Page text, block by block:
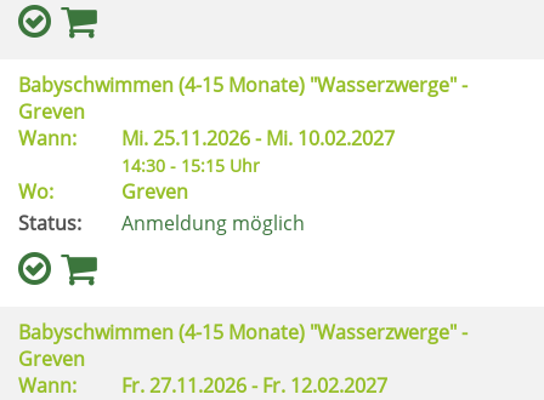
Babyschwimmen (4-15 Monate) "Wasserzwerge" -
Greven
Wann:
Mi.25.11.2026 -Mi. 10.02.2027
14:30 - 15:15 Uhr
Wo:
Greven
Status:
Anmeldung möglich
Babyschwimmen (4-15 Monate) "Wasserzwerge" -
Greven
Wann:
Fr.27.11.2026 -Fr. 12.02.2027